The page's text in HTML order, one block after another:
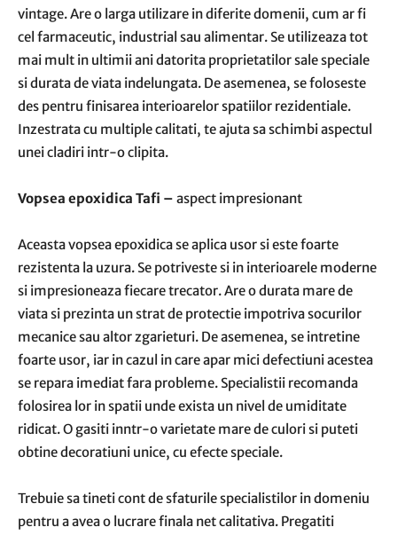
vintage. Are o larga utilizare in diferite domenii, cum ar fi
cel farmaceutic, industrial sau alimentar. Se utilizeaza tot
mai mult in ultimii ani datorita proprietatilor sale speciale
si durata de viata indelungata. De asemenea, se foloseste
des pentru finisarea interioarelor spatiilor rezidentiale.
Inzestrata cu multiple calitati, te ajuta sa schimbi aspectul
unei cladiri intr-o clipita.
Vopsea epoxidica Tafi – aspect impresionant
Aceasta vopsea epoxidica se aplica usor si este foarte
rezistenta la uzura. Se potriveste si in interioarele moderne
si impresioneaza fiecare trecator. Are o durata mare de
viata si prezinta un strat de protectie impotriva socurilor
mecanice sau altor zgarieturi. De asemenea, se intretine
foarte usor, iar in cazul in care apar mici defectiuni acestea
se repara imediat fara probleme. Specialistii recomanda
folosirea lor in spatii unde exista un nivel de umiditate
ridicat. O gasiti inntr-o varietate mare de culori si puteti
obtine decoratiuni unice, cu efecte speciale.
Trebuie sa tineti cont de sfaturile specialistilor in domeniu
pentru a avea o lucrare finala net calitativa. Pregatiti